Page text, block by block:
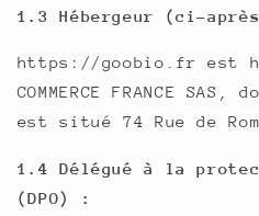
1.3 Hébergeur (ci-
https://goobio.fr est
COMMERCE FRANCE
est situé 74 Rue de
1.4 Délégué à la
(DPO) :